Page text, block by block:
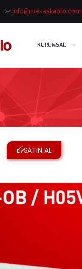
info@mekaskablo.com
KURUMSAL
SATIN AL